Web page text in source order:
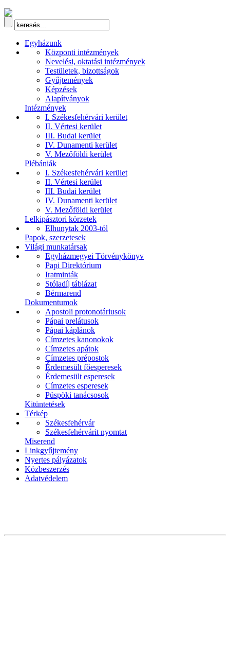
Egyházunk
Központi intézmények
Nevelési, oktatási intézmények
Testületek, bizottságok
Gyűjtemények
Képzések
Alapítványok
Intézmények
I. Székesfehérvári kerület
II. Vértesi kerület
III. Budai kerület
IV. Dunamenti kerület
V. Mezőföldi kerület
Plébániák
I. Székesfehérvári kerület
II. Vértesi kerület
III. Budai kerület
IV. Dunamenti kerület
V. Mezőföldi kerület
Lelkipásztori körzetek
Elhunytak 2003-tól
Papok, szerzetesek
Világi munkatársak
Egyházmegyei Törvénykönyv
Papi Direktórium
Iratminták
Stóladíj táblázat
Bérmarend
Dokumentumok
Apostoli protonotáriusok
Pápai prelátusok
Pápai káplánok
Címzetes kanonokok
Címzetes apátok
Címzetes prépostok
Érdemesült főesperesek
Érdemesült esperesek
Címzetes esperesek
Püspöki tanácsosok
Kitüntetések
Térkép
Székesfehérvár
Székesfehérvárit nyomtat
Miserend
Linkgyűjtemény
Nyertes pályázatok
Közbeszerzés
Adatvédelem